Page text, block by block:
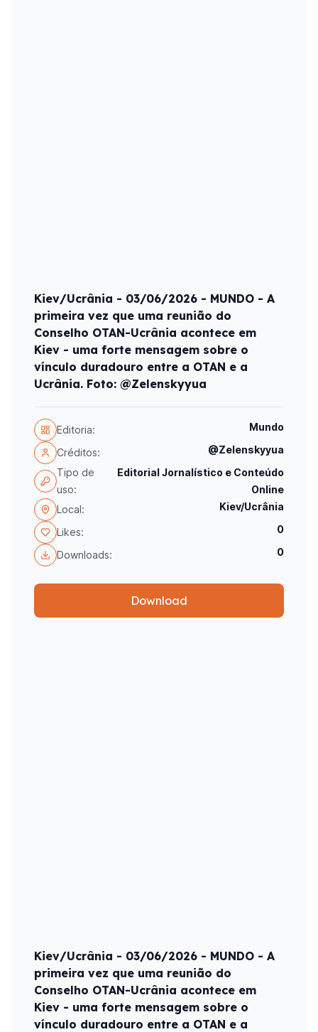
Kiev/Ucrânia - 03/06/2026 - MUNDO - A
primeira vez que uma reunião do
Conselho OTAN-Ucrânia acontece em
Kiev - uma forte mensagem sobre o
vínculo duradouro entre a OTAN e a
Ucrânia. Foto: @Zelenskyyua
Editoria: Mundo
Créditos:
@Zelenskyyua
Tipo de
uso:
Editorial Jornalístico e Conteúdo
Online
Local:
Kiev/Ucrânia
Likes: 0
Downloads: 0
Download
Kiev/Ucrânia - 03/06/2026 - MUNDO - A
primeira vez que uma reunião do
Conselho OTAN-Ucrânia acontece em
Kiev - uma forte mensagem sobre o
vínculo duradouro entre a OTAN e a